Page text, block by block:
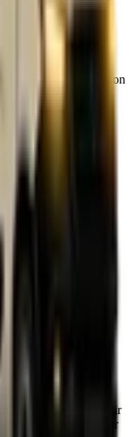
plus
plus simple
locations courtes
et restitution
votre
vos marchandises
B et vos documents
Pour que ce
bien votre location.
un
une entreprise, choisir
sont essentiels pour